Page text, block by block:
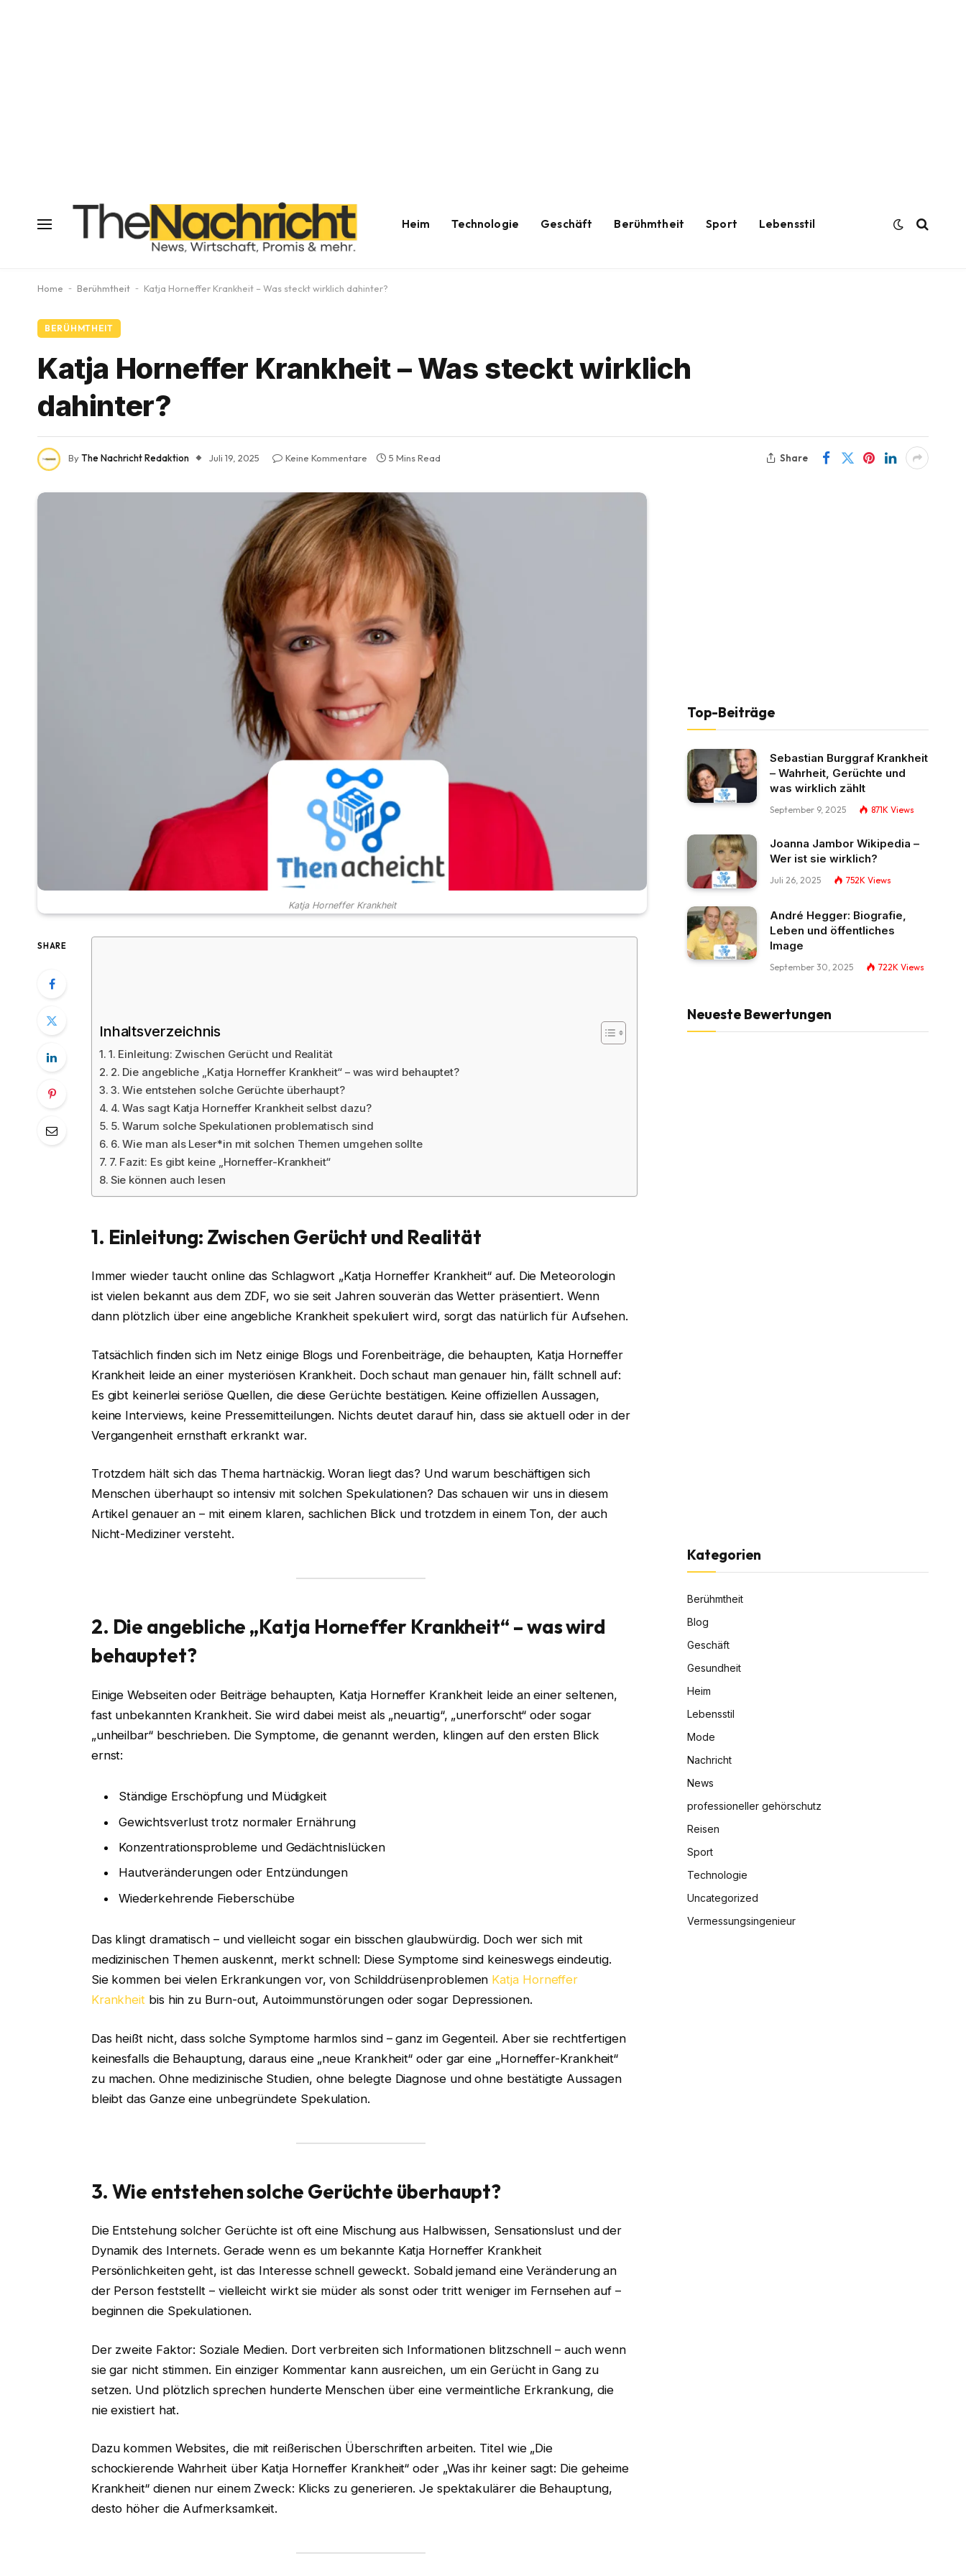
Heim Technologie Geschäft Berühmtheit Sport Lebensstil
Home - Berühmtheit - Katja Horneffer Krankheit – Was steckt wirklich dahinter?
BERÜHMTHEIT
Katja Horneffer Krankheit – Was steckt wirklich
dahinter?
ByThe Nachricht Redaktion Juli 19, 2025 Keine Kommentare 5 Mins Read Share
Katja Horneffer Krankheit
SHARE
Inhaltsverzeichnis
1. Einleitung: Zwischen Gerücht und Realität
2. Die angebliche „Katja Horneffer Krankheit“ – was wird behauptet?
3. Wie entstehen solche Gerüchte überhaupt?
4. Was sagt Katja Horneffer Krankheit selbst dazu?
5. Warum solche Spekulationen problematisch sind
6. Wie man als Leser*in mit solchen Themen umgehen sollte
7. Fazit: Es gibt keine „Horneffer-Krankheit“
Sie können auch lesen
1. Einleitung: Zwischen Gerücht und Realität
Immer wieder taucht online das Schlagwort „Katja Horneffer Krankheit“ auf. Die Meteorologin
ist vielen bekannt aus dem ZDF, wo sie seit Jahren souverän das Wetter präsentiert. Wenn
dann plötzlich über eine angebliche Krankheit spekuliert wird, sorgt das natürlich für Aufsehen.
Tatsächlich finden sich im Netz einige Blogs und Forenbeiträge, die behaupten, Katja Horneffer
Krankheit leide an einer mysteriösen Krankheit. Doch schaut man genauer hin, fällt schnell auf:
Es gibt keinerlei seriöse Quellen, die diese Gerüchte bestätigen. Keine offiziellen Aussagen,
keine Interviews, keine Pressemitteilungen. Nichts deutet darauf hin, dass sie aktuell oder in der
Vergangenheit ernsthaft erkrankt war.
Trotzdem hält sich das Thema hartnäckig. Woran liegt das? Und warum beschäftigen sich
Menschen überhaupt so intensiv mit solchen Spekulationen? Das schauen wir uns in diesem
Artikel genauer an – mit einem klaren, sachlichen Blick und trotzdem in einem Ton, der auch
Nicht-Mediziner versteht.
2. Die angebliche „Katja Horneffer Krankheit“ – was wird
behauptet?
Einige Webseiten oder Beiträge behaupten, Katja Horneffer Krankheit leide an einer seltenen,
fast unbekannten Krankheit. Sie wird dabei meist als „neuartig“, „unerforscht“ oder sogar
„unheilbar“ beschrieben. Die Symptome, die genannt werden, klingen auf den ersten Blick
ernst:
Ständige Erschöpfung und Müdigkeit
Gewichtsverlust trotz normaler Ernährung
Konzentrationsprobleme und Gedächtnislücken
Hautveränderungen oder Entzündungen
Wiederkehrende Fieberschübe
Das klingt dramatisch – und vielleicht sogar ein bisschen glaubwürdig. Doch wer sich mit
medizinischen Themen auskennt, merkt schnell: Diese Symptome sind keineswegs eindeutig.
Sie kommen bei vielen Erkrankungen vor, von Schilddrüsenproblemen Katja Horneffer
Krankheit bis hin zu Burn-out, Autoimmunstörungen oder sogar Depressionen.
Das heißt nicht, dass solche Symptome harmlos sind – ganz im Gegenteil. Aber sie rechtfertigen
keinesfalls die Behauptung, daraus eine „neue Krankheit“ oder gar eine „Horneffer-Krankheit“
zu machen. Ohne medizinische Studien, ohne belegte Diagnose und ohne bestätigte Aussagen
bleibt das Ganze eine unbegründete Spekulation.
3. Wie entstehen solche Gerüchte überhaupt?
Die Entstehung solcher Gerüchte ist oft eine Mischung aus Halbwissen, Sensationslust und der
Dynamik des Internets. Gerade wenn es um bekannte Katja Horneffer Krankheit
Persönlichkeiten geht, ist das Interesse schnell geweckt. Sobald jemand eine Veränderung an
der Person feststellt – vielleicht wirkt sie müder als sonst oder tritt weniger im Fernsehen auf –
beginnen die Spekulationen.
Der zweite Faktor: Soziale Medien. Dort verbreiten sich Informationen blitzschnell – auch wenn
sie gar nicht stimmen. Ein einziger Kommentar kann ausreichen, um ein Gerücht in Gang zu
setzen. Und plötzlich sprechen hunderte Menschen über eine vermeintliche Erkrankung, die
nie existiert hat.
Dazu kommen Websites, die mit reißerischen Überschriften arbeiten. Titel wie „Die
schockierende Wahrheit über Katja Horneffer Krankheit“ oder „Was ihr keiner sagt: Die geheime
Krankheit“ dienen nur einem Zweck: Klicks zu generieren. Je spektakulärer die Behauptung,
desto höher die Aufmerksamkeit.
Top-Beiträge
Sebastian Burggraf Krankheit
– Wahrheit, Gerüchte und
was wirklich zählt
September 9, 2025 871K Views
Joanna Jambor Wikipedia –
Wer ist sie wirklich?
Juli 26, 2025 752K Views
André Hegger: Biografie,
Leben und öffentliches
Image
September 30, 2025 722K Views
Neueste Bewertungen
Kategorien
Berühmtheit
Blog
Geschäft
Gesundheit
Heim
Lebensstil
Mode
Nachricht
News
professioneller gehörschutz
Reisen
Sport
Technologie
Uncategorized
Vermessungsingenieur